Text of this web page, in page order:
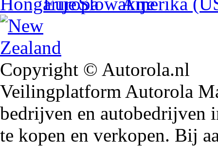
Copyright © Autorola.nl
Veilingplatform Autorola
bedrijven en autobedrijven
te kopen en verkopen. Bij